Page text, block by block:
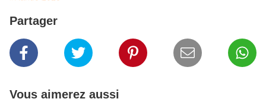
Partager
Vous aimerez aussi